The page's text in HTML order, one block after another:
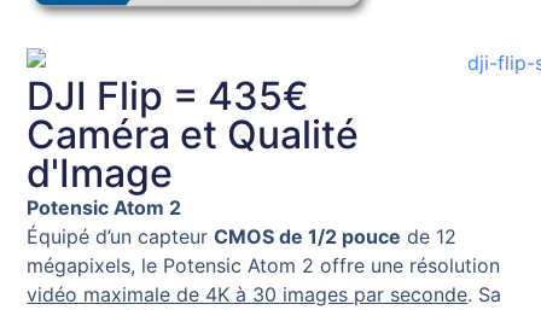
DJI Flip = 435€
Caméra et Qualité
d'Image
Potensic Atom 2
Équipé d’un capteurCMOS de 1/2 pouce de 12
mégapixels, le Potensic Atom 2 offre une résolution
vidéo maximale de 4K à 30 images par seconde. Sa